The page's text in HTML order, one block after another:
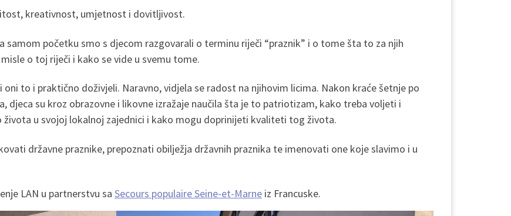
kreativnost, umjetnost i dovitljivost.
samom početku smo s djecom razgovarali o terminu riječi “praznik” i o tome šta to za njih
o toj riječi i kako se vide u svemu tome.
to i praktično doživjeli. Naravno, vidjela se radost na njihovim licima. Nakon kraće šetnje po
djeca su kroz obrazovne i likovne izražaje naučila šta je to patriotizam, kako treba voljeti i
u svojoj lokalnoj zajednici i kako mogu doprinijeti kvaliteti tog života.
državne praznike, prepoznati obilježja državnih praznika te imenovati one koje slavimo i u
LAN u partnerstvu sa Secours populaire Seine-et-Marne iz Francuske.